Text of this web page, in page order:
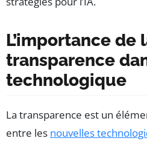
L’importance de
transparence
technologique
La transparence est un
entre les nouvelles